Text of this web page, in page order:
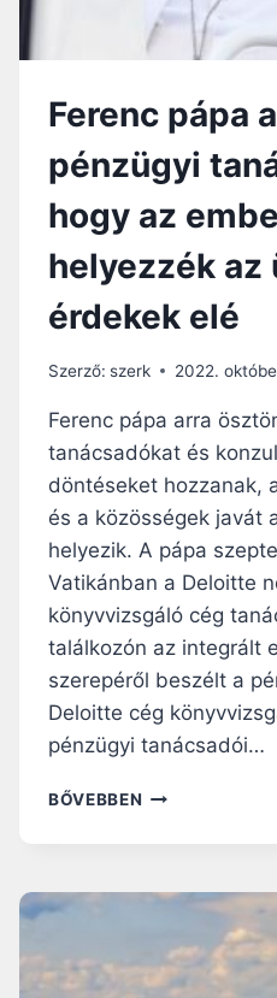
N
G
K
É
Z
É
E
S
E
T
S
G
Í
T
É
G
Ü
N
R
Ferenc pápa
pénzügyi
hogy az
helyezzék az
érdekek elé
Szerző: szerk 2022.
Ferenc pápa arra
tanácsadókat és
döntéseket hozzanak,
és a közösségek javát
helyezik. A pápa
Vatikánban a Deloitte
könyvvizsgáló cég
találkozón az integrált
szerepéről beszélt a
Deloitte cég
pénzügyi tanácsadói…
BŐVEBBEN
N
Á